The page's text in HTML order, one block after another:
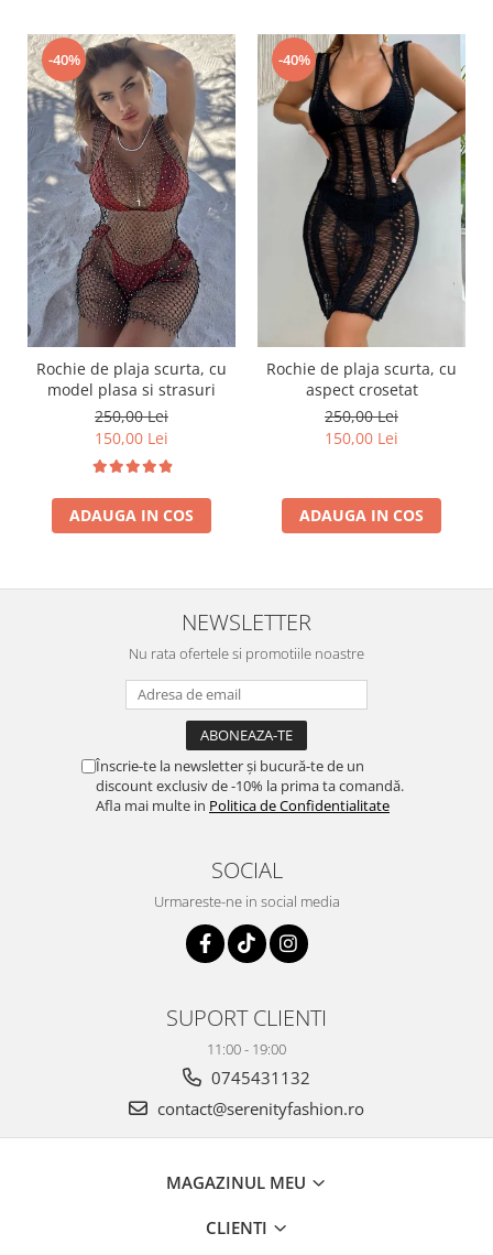
-40%
Rochie de plaja scurta, cu
model plasa si strasuri
250,00 Lei
150,00 Lei
ADAUGA IN COS
-40%
Rochie de plaja scurta, cu
aspect crosetat
250,00 Lei
150,00 Lei
ADAUGA IN COS
NEWSLETTER
Nu rata ofertele si promotiile noastre
Înscrie-te la newsletter și bucură-te de un
discount exclusiv de -10% la prima ta comandă.
Afla mai multe in Politica de Confidentialitate
SOCIAL
Urmareste-ne in social media
SUPORT CLIENTI
11:00 - 19:00
0745431132
contact@serenityfashion.ro
MAGAZINUL MEU
CLIENTI